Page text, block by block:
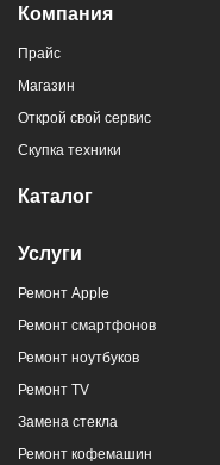
Компания
Прайс
Магазин
Открой свой сервис
Скупка техники
Каталог
Услуги
Ремонт Apple
Ремонт смартфонов
Ремонт ноутбуков
Ремонт TV
Замена стекла
Ремонт кофемашин